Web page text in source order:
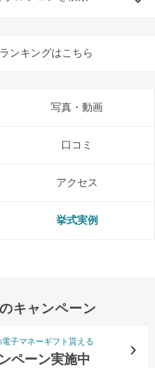
ンキングはこちら
写真・動画
口コミ
アクセス
挙式実例
キャンペーン
子マネーギフト貰える
ペーン実施中